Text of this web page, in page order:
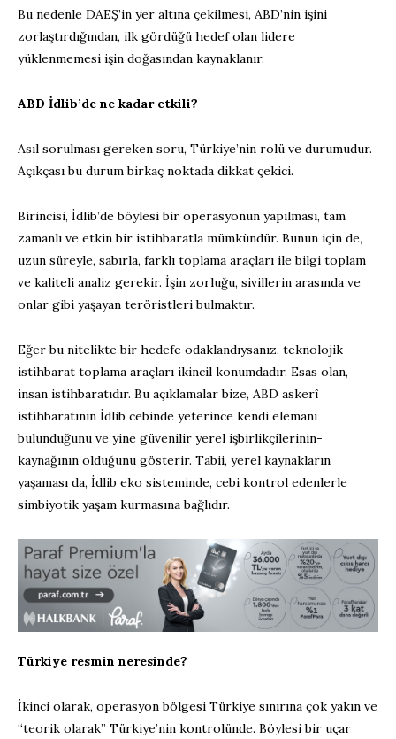
Bu nedenle DAEŞ’in yer altına çekilmesi, ABD’nin işini
zorlaştırdığından, ilk gördüğü hedef olan lidere
yüklenmemesi işin doğasından kaynaklanır.
ABD İdlib’de ne kadar etkili?
Asıl sorulması gereken soru, Türkiye’nin rolü ve durumudur.
Açıkçası bu durum birkaç noktada dikkat çekici.
Birincisi, İdlib’de böylesi bir operasyonun yapılması, tam
zamanlı ve etkin bir istihbaratla mümkündür. Bunun için de,
uzun süreyle, sabırla, farklı toplama araçları ile bilgi toplam
ve kaliteli analiz gerekir. İşin zorluğu, sivillerin arasında ve
onlar gibi yaşayan teröristleri bulmaktır.
Eğer bu nitelikte bir hedefe odaklandıysanız, teknolojik
istihbarat toplama araçları ikincil konumdadır. Esas olan,
insan istihbaratıdır. Bu açıklamalar bize, ABD askerî
istihbaratının İdlib cebinde yeterince kendi elemanı
bulunduğunu ve yine güvenilir yerel işbirlikçilerinin-
kaynağının olduğunu gösterir. Tabii, yerel kaynakların
yaşaması da, İdlib eko sisteminde, cebi kontrol edenlerle
simbiyotik yaşam kurmasına bağlıdır.
Türkiye resmin neresinde?
İkinci olarak, operasyon bölgesi Türkiye sınırına çok yakın ve
“teorik olarak” Türkiye’nin kontrolünde. Böylesi bir uçar